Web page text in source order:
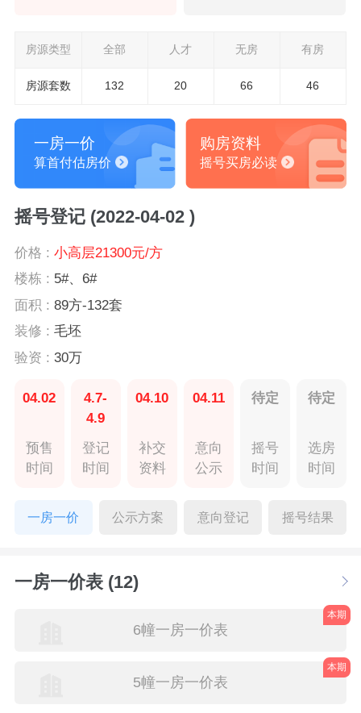
房源类型 全部 人才 无房 有房
房源套数 132 20 66 46
一房一价
算首付估房价
购房资料
摇号买房必读
摇号登记 (2022-04-02 )
价格 : 小高层21300元/方
楼栋 : 5#、6#
面积 : 89方-132套
装修 : 毛坯
验资 : 30万
04.02
预售
时间
4.7-
4.9
登记
时间
04.10
补交
资料
04.11
意向
公示
待定
摇号
时间
待定
选房
时间
一房一价 公示方案 意向登记 摇号结果
一房一价表 (12)
6幢一房一价表
本期
5幢一房一价表
本期